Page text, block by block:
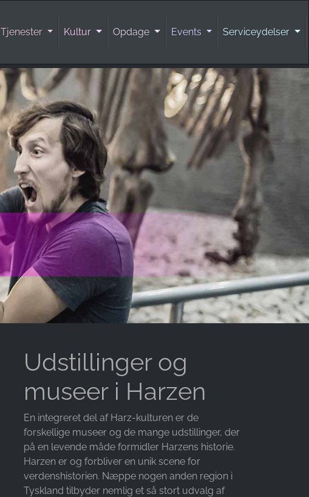
Tjenester Kultur Opdage Events Serviceydelser
Udstillinger og
museer i Harzen
En integreret del af Harz-kulturen er de
forskellige museer og de mange udstillinger, der
på en levende måde formidler Harzens historie.
Harzen er og forbliver en unik scene for
verdenshistorien. Næppe nogen anden region i
Tyskland tilbyder nemlig et så stort udvalg af